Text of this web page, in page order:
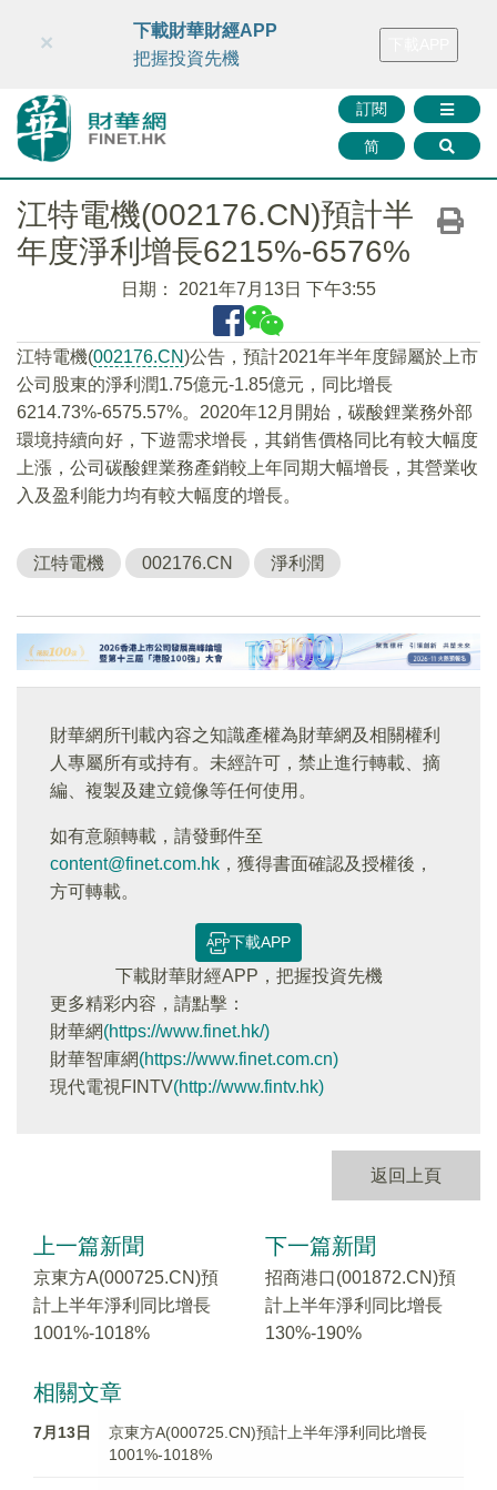
財華智庫網 FINTV FINMETA 財華證券 媒體矩陣
訂閱
简
×
下載財華財經APP
把握投資先機
江特電機(002176.CN)預計半
年度淨利增長6215%-6576%
日期： 2021年7月13日 下午3:55
江特電機(002176.CN)公告，預計2021年半年度歸屬於上市
公司股東的淨利潤1.75億元-1.85億元，同比增長
6214.73%-6575.57%。2020年12月開始，碳酸鋰業務外部
環境持續向好，下遊需求增長，其銷售價格同比有較大幅度
上漲，公司碳酸鋰業務產銷較上年同期大幅增長，其營業收
入及盈利能力均有較大幅度的增長。
江特電機 002176.CN 淨利潤
財華網所刊載內容之知識產權為財華網及相關權利
人專屬所有或持有。未經許可，禁止進行轉載、摘
編、複製及建立鏡像等任何使用。
如有意願轉載，請發郵件至
content@finet.com.hk ，獲得書面確認及授權後，
方可轉載。
下載APP
下載財華財經APP，把握投資先機
更多精彩内容，請點擊：
財華網(https://www.finet.hk/)
財華智庫網(https://www.finet.com.cn)
現代電視FINTV(http://www.fintv.hk)
返回上頁
上一篇新聞
京東方A(000725.CN)預
計上半年淨利同比增長
1001%-1018%
下一篇新聞
招商港口(001872.CN)預
計上半年淨利同比增長
130%-190%
相關文章
7月13日
京東方A(000725.CN)預計上半年淨利同比增長
1001%-1018%